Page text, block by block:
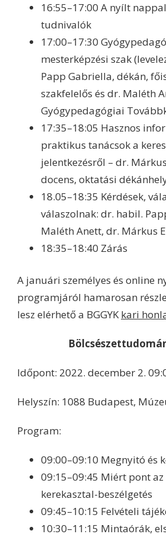
16:55–17:00 A nyílt
tudnivalók
17:00–17:30
mesterképzési szak
Papp Gabriella, dékán,
szakfelelős és dr. Maléth
Gyógypedagógiai
17:35–18:05 Hasznos
praktikus tanácsok a
jelentkezésről – dr.
docens, oktatási
18.05–18:35 Kérdések,
válaszolnak: dr. habil.
Maléth Anett, dr. Márkus
18:35–18:40 Zárás
A januári személyes és online
programjáról hamarosan
lesz elérhető a BGGYKkari
Időpont: 2022. december 2.
Helyszín: 1088 Budapest,
Program:
09:00–09:10 Megnyitó és
09:15–09:45 Miért pont az
kerekasztal-beszélgetés
09:45–10:15 Felvételi
10:30–11:15 Mintaórák,